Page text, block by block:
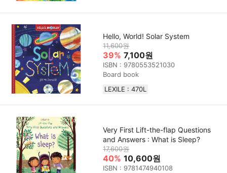
Hello, World! Solar System
11,600원
39% 7,100원
ISBN : 9780553521030
Board book
LEXILE : 470L
Very First Lift-the-flap Questions
and Answers : What is Sleep?
17,600원
40% 10,600원
ISBN : 9781474940108